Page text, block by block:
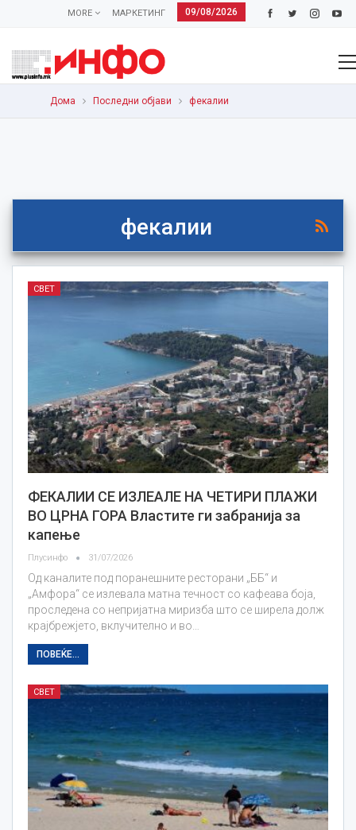
09/08/2026
МАРКЕТИНГ
MORE
Дома Последни објави фекалии
фекалии
СВЕТ
ФЕКАЛИИ СЕ ИЗЛЕАЛЕ НА ЧЕТИРИ ПЛАЖИ
ВО ЦРНА ГОРА Властите ги забранија за
капење
Плусинфо 31/07/2026
Од каналите под поранешните ресторани „ББ“ и
„Амфора“ се излевала матна течност со кафеава боја,
проследена со непријатна миризба што се ширела долж
крајбрежјето, вклучително и во…
ПОВЕЌЕ...
СВЕТ